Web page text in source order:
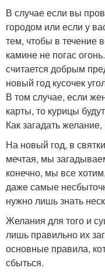
В случае если вы
городом или если у
тем, чтобы в течение
камине не погас
считается добрым
новый год кусочек
В том случае, если
карты, то курицы
Как загадать
На новый год, в
мечтая, мы
конечно, мы все
даже самые
нужно лишь знать
Желания для того и
лишь правильно их
основные правила,
сбыться.